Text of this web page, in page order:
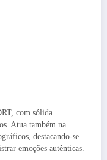
com sólida
Atua também na
destacando-se
emoções autênticas.